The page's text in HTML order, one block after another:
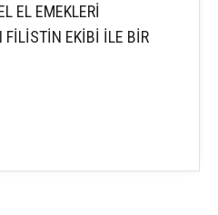
EL EMEKLERİ
FİLİSTİN EKİBİ İLE BİR